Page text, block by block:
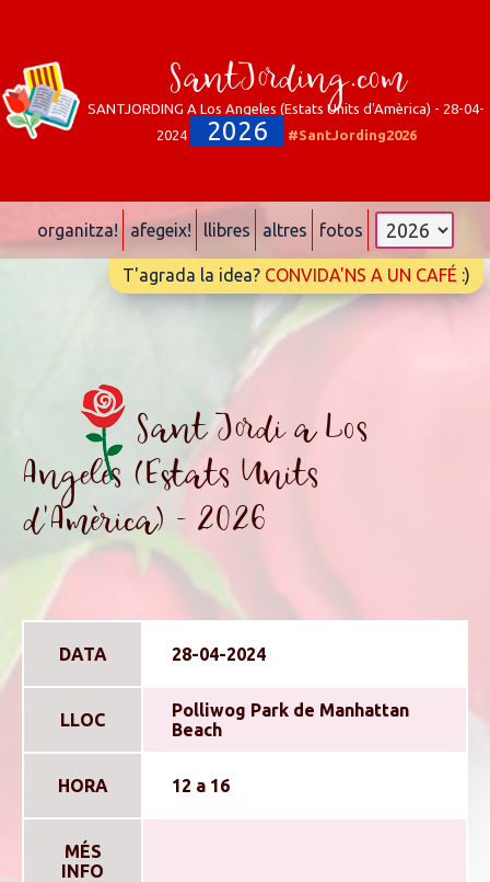
SantJording.com
SANTJORDING A Los Angeles (Estats Units d'Amèrica) - 28-04-
2024
2026 #SantJording2026
organitza! afegeix! llibres altres fotos
T'agrada la idea? CONVIDA'NS A UN CAFÉ :)
Sant Jordi a Los
Angeles (Estats Units
d'Amèrica) - 2026
DATA 28-04-2024
LLOC
Polliwog Park de Manhattan
Beach
HORA 12 a 16
MÉS
INFO